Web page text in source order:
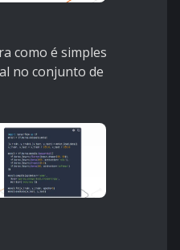
como é simples
no conjunto de